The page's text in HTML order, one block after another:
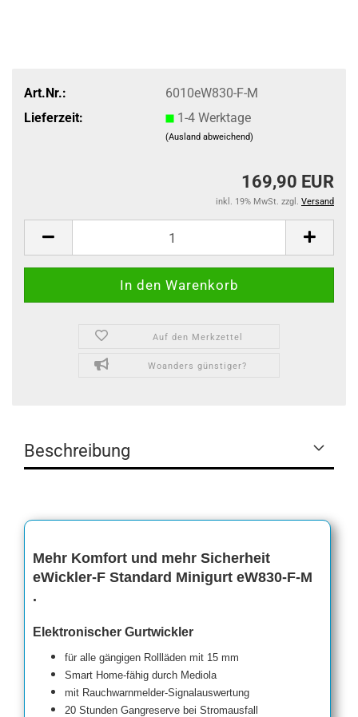
Art.Nr.:
6010eW830-F-M
Lieferzeit:
1-4 Werktage
(Ausland abweichend)
169,90 EUR
inkl. 19% MwSt. zzgl. Versand
Auf den Merkzettel
Woanders günstiger?
Beschreibung
Mehr Komfort und mehr Sicherheit
eWickler-F Standard Minigurt eW830-F-M
.
Elektronischer Gurtwickler
für alle gängigen Rollläden mit 15 mm
Smart Home-fähig durch Mediola
mit Rauchwarnmelder-Signalauswertung
20 Stunden Gangreserve bei Stromausfall